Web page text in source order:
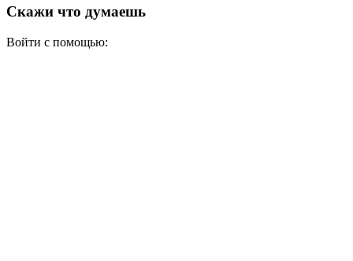
Скажи что думаешь
Войти с помощью: